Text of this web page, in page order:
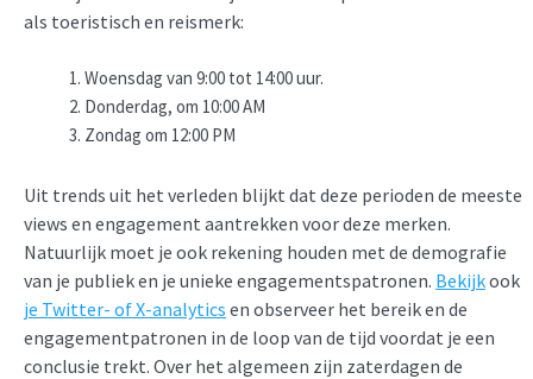
als toeristisch en reismerk:
Woensdag van 9:00 tot 14:00 uur.
Donderdag, om 10:00 AM
Zondag om 12:00 PM
Uit trends uit het verleden blijkt dat deze perioden de meeste
views en engagement aantrekken voor deze merken.
Natuurlijk moet je ook rekening houden met de demografie
van je publiek en je unieke engagementspatronen. Bekijkook
je Twitter- of X-analytics en observeer het bereik en de
engagementpatronen in de loop van de tijd voordat je een
conclusie trekt. Over het algemeen zijn zaterdagen de